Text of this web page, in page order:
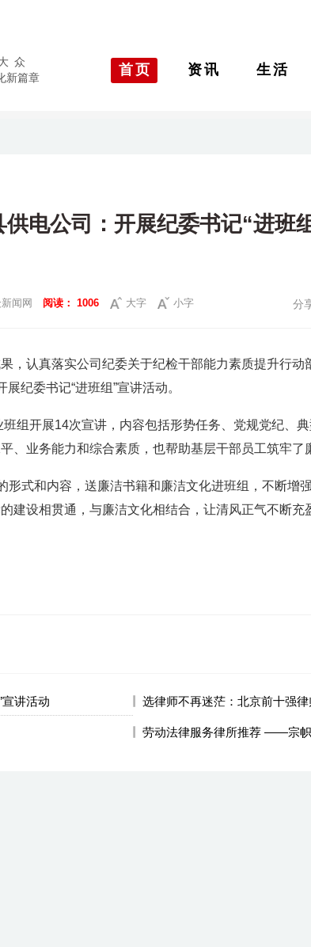
众
新篇章
首页 资讯 生活
供电公司：开展纪委书记“进班
闻网 阅读： 1006 大字 小字 分
认真落实公司纪委关于纪检干部能力素质提升行动
纪委书记“进班组”宣讲活动。
开展14次宣讲，内容包括形势任务、党规党纪、
、业务能力和综合素质，也帮助基层干部员工筑牢了
式和内容，送廉洁书籍和廉洁文化进班组，不断增
设相贯通，与廉洁文化相结合，让清风正气不断充
讲活动 选律师不再迷茫：北京前十强